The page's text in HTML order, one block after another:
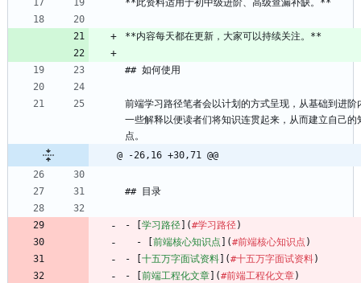
**此资料适用于初中级进阶、高级查漏补缺。**
**内容每天都在更新，大家可以持续关注。**
## 如何使用
前端学习路径笔者会以计划的方式呈现，从基础到进
一些解释以便读者们将知识连贯起来，从而建立自己
点。
@ -26,16 +30,71 @@
## 目录
- [ 学习路径 ](#学习路径)
  - [
前端核心知识点 ](#前端核心知识点 )
- [ 十五万字面试资料 ](#十五万字面试资料)
- [ 前端工程化文章 ](#前端工程化文章)